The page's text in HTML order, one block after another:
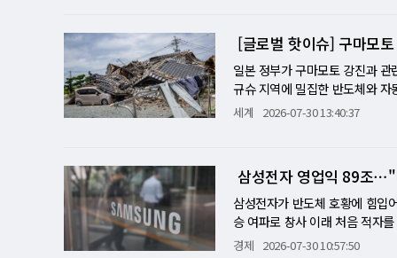
높다면 이익 개선은 제한될 수
지 정상화된다면 쿠팡은 다시
들이 단기간에 따라잡기 어려운
화될 것이라는 회사의 전망이
의 진짜 시험대는 적자 규모가
다고 보고 전체 담합 기간을
활필수품 유통 단계의 담합이
위해 제도를 바꾸더라도 납품업
실제로는 한목소리로 가격을 정
실질적으로 가격 결정에 어떤 영
화될 것으로 보인다.
은 양도소득세 장기보유특별공
원으로 제한하기로 했다. 현재
커진다는 지적이 제기돼 왔다.
80%를 공제하지만, 개편 이후
주하지 못한 기간은 예외적으
으로 세 부담을 높이면서도 다
세 중과를 2028년까지 한시적
'똘똘한 한 채' 시대 변화 예고…
단계 모두를 실거주 중심으로 재
를 수 있다. 낸드도 19개월째
용되는 128Gb MLC 제품의 7월
30달러를 넘어섰다. 낸드 수요
설비에 탑재되는 저장장치 수요
은 엇갈렸다. 메모리 업체들이
줄어들자 가격이 급등한 것이
했다. 삼성전자·SK하이닉스에
의 실적에는 긍정적이다. 가격
서버용 D램뿐 아니라 DDR4와
을 만드는 데 반드시 필요한 영
메티오닌, 이소류신, 발린 등 일
강하게 유지되면 세포는 끊임없
질환 위험이 높아질 가능성이
분비가 증가한다. FGF21은 에너
운동을 꾸준히 하는 사람은 충
단백질 필요량이 높다. 실제로
되고 있다. 미국도 올해 단백질
시 '운동량 증가'를 전제로 제시
권고는 단백질뿐 아니라 운동도
면서도 미·이란 무력충돌 재개
'트리플 증가'의 의미 6월 산업
투자가 모두 증가한 '트리플 증
월 이후 가장 큰 증가폭을 기록
회복…제조업이 반등 이끌어 이
도체 생산은 6월 들어 4.5% 증
반영됐지만 AI 서버와 데이터센
은 소비시장에도 긍정적인 영향
12.6% 급증해 2009년 9월 이
을 나타냈다. 자동차 공급 정상
[글로벌 핫이슈] 구마모
일본 정부가 구마모토 강진과
규슈 지역에 밀집한 반도체와
관방장관은 이날 기자회견에서
요타는 후쿠오카현 내 3개 공장
며 공급망 복구에 총력을 기울
을 강타한 규모 7급 강진의 여
준 지진 관련 사망자가 28명에
세계 2026-07-30 13:40:37
삼성전자 영업익 89조
삼성전자가 반도체 호황에 힘입
승 여파로 창사 이래 처음 적자
3.8% 증가했다고 30일 밝혔다.
경제 2026-07-30 10:57:50